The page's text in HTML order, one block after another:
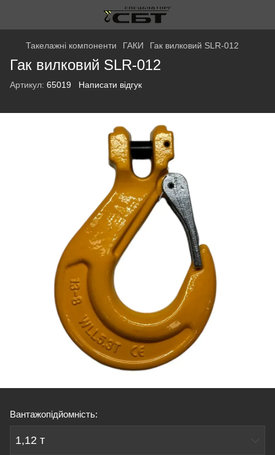
Такелажні компоненти ГАКИ Гак вилковий SLR-012
Гак вилковий SLR-012
Артикул: 65019 Написати відгук
Вантажопідйомність:
1,12 т